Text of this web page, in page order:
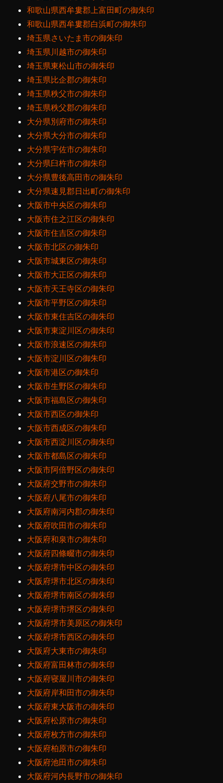
和歌山県西牟婁郡上富田町の御朱印
和歌山県西牟婁郡白浜町の御朱印
埼玉県さいたま市の御朱印
埼玉県川越市の御朱印
埼玉県東松山市の御朱印
埼玉県比企郡の御朱印
埼玉県秩父市の御朱印
埼玉県秩父郡の御朱印
大分県別府市の御朱印
大分県大分市の御朱印
大分県宇佐市の御朱印
大分県臼杵市の御朱印
大分県豊後高田市の御朱印
大分県速見郡日出町の御朱印
大阪市中央区の御朱印
大阪市住之江区の御朱印
大阪市住吉区の御朱印
大阪市北区の御朱印
大阪市城東区の御朱印
大阪市大正区の御朱印
大阪市天王寺区の御朱印
大阪市平野区の御朱印
大阪市東住吉区の御朱印
大阪市東淀川区の御朱印
大阪市浪速区の御朱印
大阪市淀川区の御朱印
大阪市港区の御朱印
大阪市生野区の御朱印
大阪市福島区の御朱印
大阪市西区の御朱印
大阪市西成区の御朱印
大阪市西淀川区の御朱印
大阪市都島区の御朱印
大阪市阿倍野区の御朱印
大阪府交野市の御朱印
大阪府八尾市の御朱印
大阪府南河内郡の御朱印
大阪府吹田市の御朱印
大阪府和泉市の御朱印
大阪府四條畷市の御朱印
大阪府堺市中区の御朱印
大阪府堺市北区の御朱印
大阪府堺市南区の御朱印
大阪府堺市堺区の御朱印
大阪府堺市美原区の御朱印
大阪府堺市西区の御朱印
大阪府大東市の御朱印
大阪府富田林市の御朱印
大阪府寝屋川市の御朱印
大阪府岸和田市の御朱印
大阪府東大阪市の御朱印
大阪府松原市の御朱印
大阪府枚方市の御朱印
大阪府柏原市の御朱印
大阪府池田市の御朱印
大阪府河内長野市の御朱印